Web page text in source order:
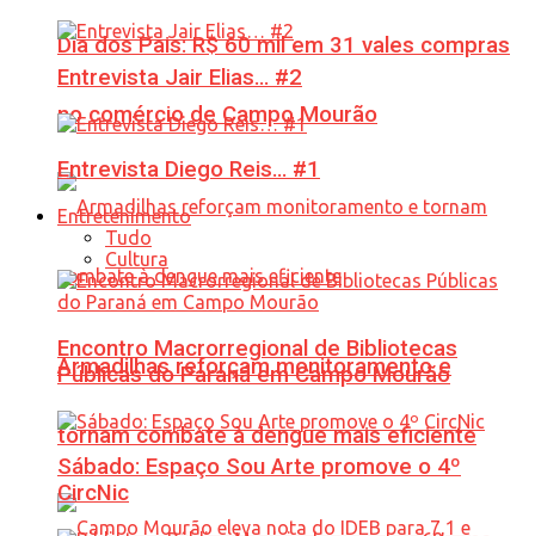
Dia dos Pais: R$ 60 mil em 31 vales compras
no comércio de Campo Mourão
Armadilhas reforçam monitoramento e
tornam combate à dengue mais eficiente
Entrevista Jair Elias… #2
Entrevista Diego Reis… #1
Entretenimento
Tudo
Cultura
Encontro Macrorregional de Bibliotecas
Públicas do Paraná em Campo Mourão
Sábado: Espaço Sou Arte promove o 4º
CircNic